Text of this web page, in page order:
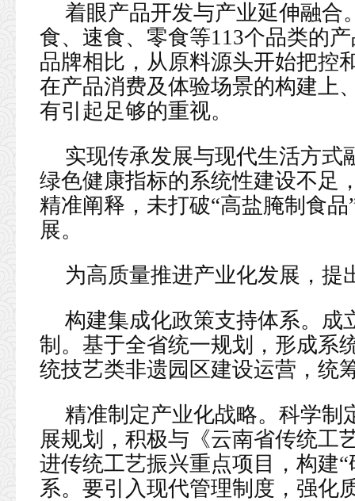
着眼产品开发与产业延伸融合
食、速食、零食等113个品类的
品牌相比，从原料源头开始把控
在产品消费及体验场景的构建上
有引起足够的重视。
实现传承发展与现代生活方式
绿色健康指标的系统性建设不足
精准阐释，未打破“高盐腌制食
展。
为高质量推进产业化发展，提
构建集成化政策支持体系。成
制。基于全省统一规划，形成系
统技艺类非遗园区建设运营，统
精准制定产业化战略。科学制
展规划，积极与《云南省传统工
进传统工艺振兴重点项目，构建
系。要引入现代管理制度，强化